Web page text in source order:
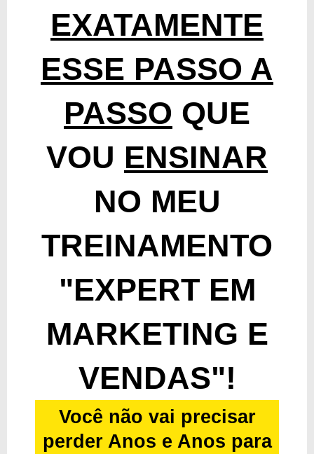
EXATAMENTE
ESSE PASSO A
PASSO QUE
VOU ENSINAR
NO MEU
TREINAMENTO
"EXPERT EM
MARKETING E
VENDAS"!
Você não vai precisar
perder Anos e Anos para